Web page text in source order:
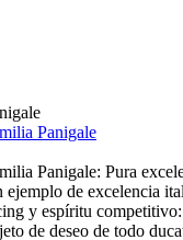
Panigale
Panigale: Pura
ejemplo de excelencia
y espíritu
de deseo de todo